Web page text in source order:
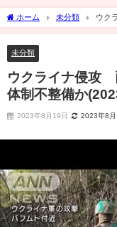
ホーム 未分類
ウク
か(2023年8月19日)
未分類
ウクライナ侵攻
体制不整備か
2023年8月19日 2023年8月